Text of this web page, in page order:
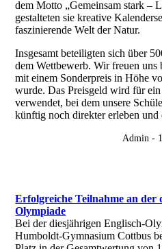
dem Motto „Gemeinsam stark –
gestalteten sie kreative
faszinierende Welt der Natur.
Insgesamt beteiligten sich über
dem Wettbewerb. Wir freuen uns
mit einem Sonderpreis in Höhe
wurde. Das Preisgeld wird für
verwendet, bei dem unsere
künftig noch direkter erleben und
Admin -
Erfolgreiche Teilnahme an der
Olympiade
Bei der diesjährigen Englisch-
Humboldt-Gymnasium Cottbus